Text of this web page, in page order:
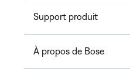
Support produit
À propos de Bose